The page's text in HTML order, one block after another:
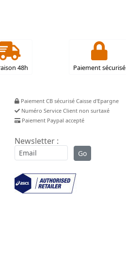
48h Paiement sécurisé
Paiement CB sécurisé Caisse d'Epargne
Numéro Service Client non surtaxé
Paiement Paypal accepté
Newsletter :